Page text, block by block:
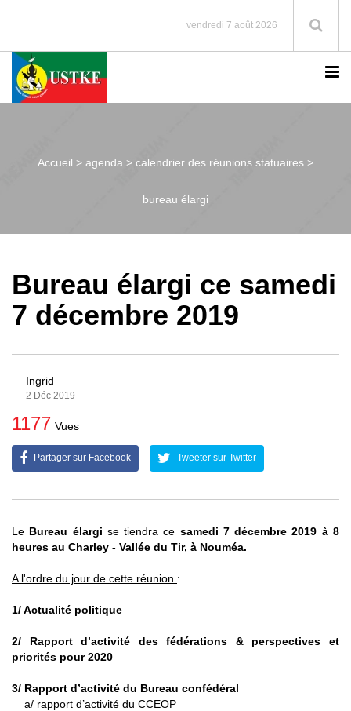
vendredi 7 août 2026
Accueil > agenda > calendrier des réunions statuaires >
bureau élargi
Bureau élargi ce samedi
7 décembre 2019
Ingrid
2 Déc 2019
1177 Vues
Partager sur Facebook Tweeter sur Twitter
Le Bureau élargi se tiendra ce samedi 7 décembre 2019 à 8
heures au Charley - Vallée du Tir, à Nouméa.
A l'ordre du jour de cette réunion :
1/ Actualité politique
2/ Rapport d’activité des fédérations & perspectives et
priorités pour 2020
3/ Rapport d’activité du Bureau confédéral
a/ rapport d’activité du CCEOP